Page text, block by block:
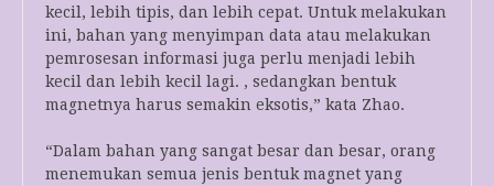
kecil, lebih tipis, dan lebih cepat. Untuk melakukan
ini, bahan yang menyimpan data atau melakukan
pemrosesan informasi juga perlu menjadi lebih
kecil dan lebih kecil lagi. , sedangkan bentuk
magnetnya harus semakin eksotis,” kata Zhao.
“Dalam bahan yang sangat besar dan besar, orang
menemukan semua jenis bentuk magnet yang